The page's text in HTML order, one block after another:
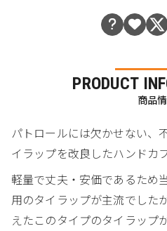
PRODUCT
商品
パトロールには欠かせない、
イラップを改良したハンドカ
軽量で丈夫・安価であるため
用のタイラップが主流でした
えたこのタイプのタイラップ